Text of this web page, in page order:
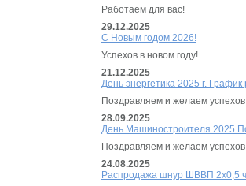
Работаем для вас!
29.12.2025
С Новым годом 2026!
Успехов в новом году!
21.12.2025
День энергетика 2025 г.
Поздравляем и желаем
28.09.2025
День Машиностроителя 2025
Поздравляем и желаем
24.08.2025
Распродажа шнур ШВВП 2х0,5 ч